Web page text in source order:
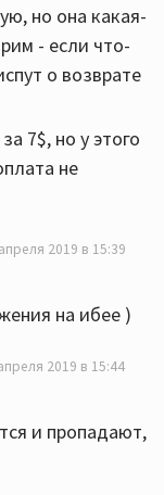
но она какая-
- если что-
о возврате
7$, но у этого
не
2019 в 15:39
на ибее )
2019 в 15:44
и пропадают,